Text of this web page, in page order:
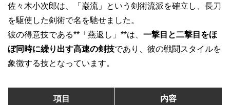
佐々木小次郎は、「巌流」という剣術流派を確立し、長刀
を駆使した剣術で名を馳せました。
彼の得意技である**「燕返し」**は、 一撃目と二撃目をほ
ぼ同時に繰り出す高速の剣技であり、彼の戦闘スタイルを
象徴する技となっています。
項目 内容